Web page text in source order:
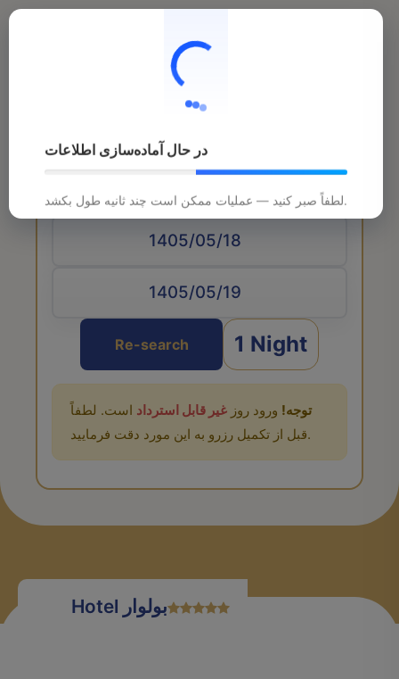
Arrival date
Re-search 1 Night
توجه! ورود روز غیر قابل استرداد است. لطفاً
قبل از تکمیل رزرو به این مورد دقت فرمایید.
در حال آماده‌سازی اطلاعات
لطفاً صبر کنید — عملیات ممکن است چند ثانیه طول بکشد.
Hotel بولوار